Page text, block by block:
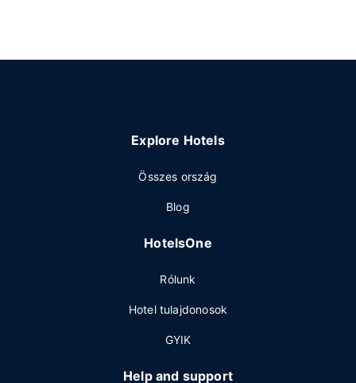
Explore Hotels
Összes ország
Blog
HotelsOne
Rólunk
Hotel tulajdonosok
GYIK
Help and support